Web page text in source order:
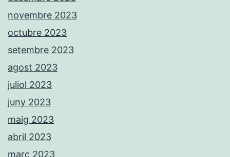
novembre 2023
octubre 2023
setembre 2023
agost 2023
juliol 2023
juny 2023
maig 2023
abril 2023
març 2023